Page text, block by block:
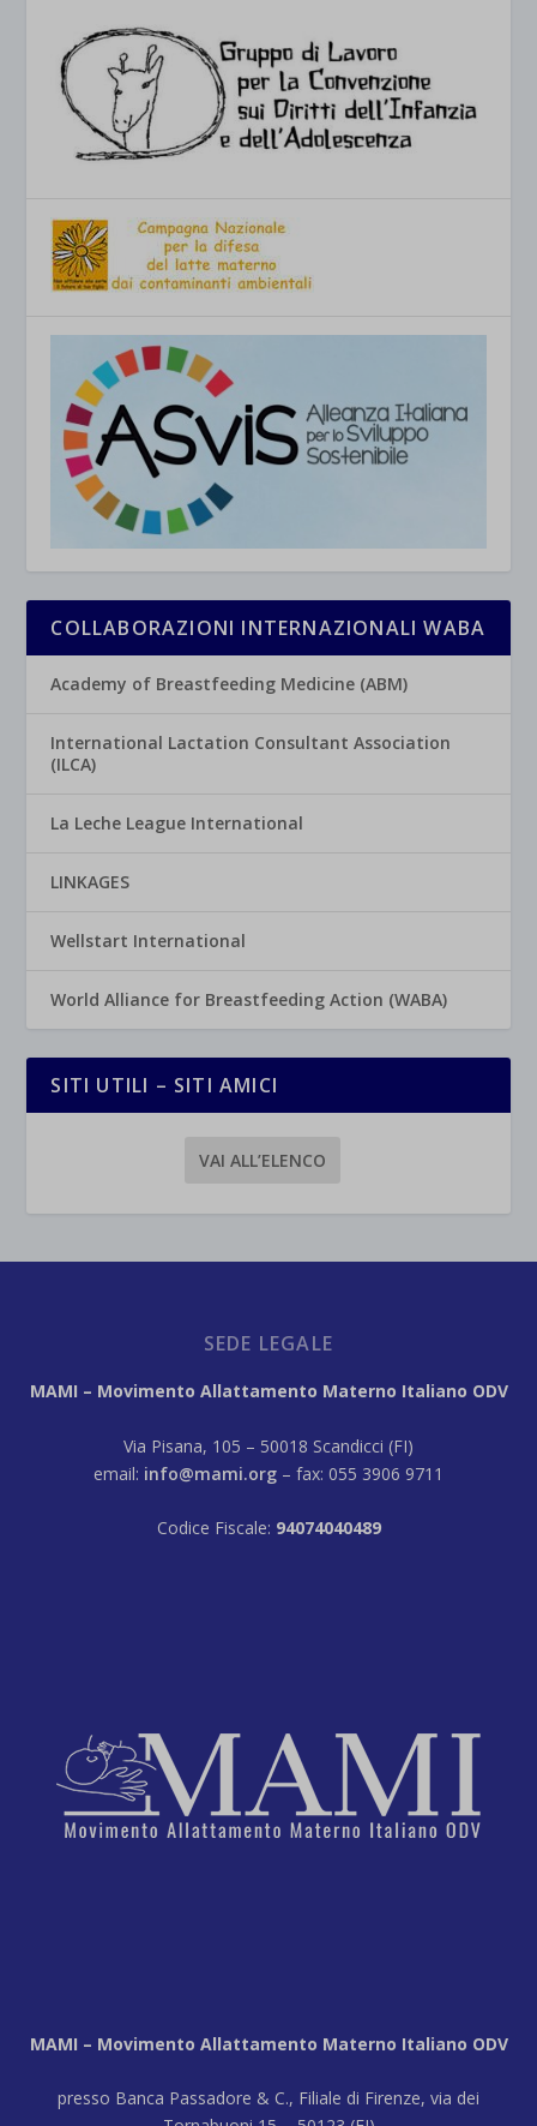
COLLABORAZIONI INTERNAZIONALI WABA
Academy of Breastfeeding Medicine (ABM)
International Lactation Consultant Association
(ILCA)
La Leche League International
LINKAGES
Wellstart International
World Alliance for Breastfeeding Action (WABA)
SITI UTILI – SITI AMICI
VAI ALL’ELENCO
SEDE LEGALE
MAMI – Movimento Allattamento Materno Italiano ODV
Via Pisana, 105 – 50018 Scandicci (FI)
email: info@mami.org – fax: 055 3906 9711
Codice Fiscale: 94074040489
MAMI – Movimento Allattamento Materno Italiano ODV
presso Banca Passadore & C., Filiale di Firenze, via dei